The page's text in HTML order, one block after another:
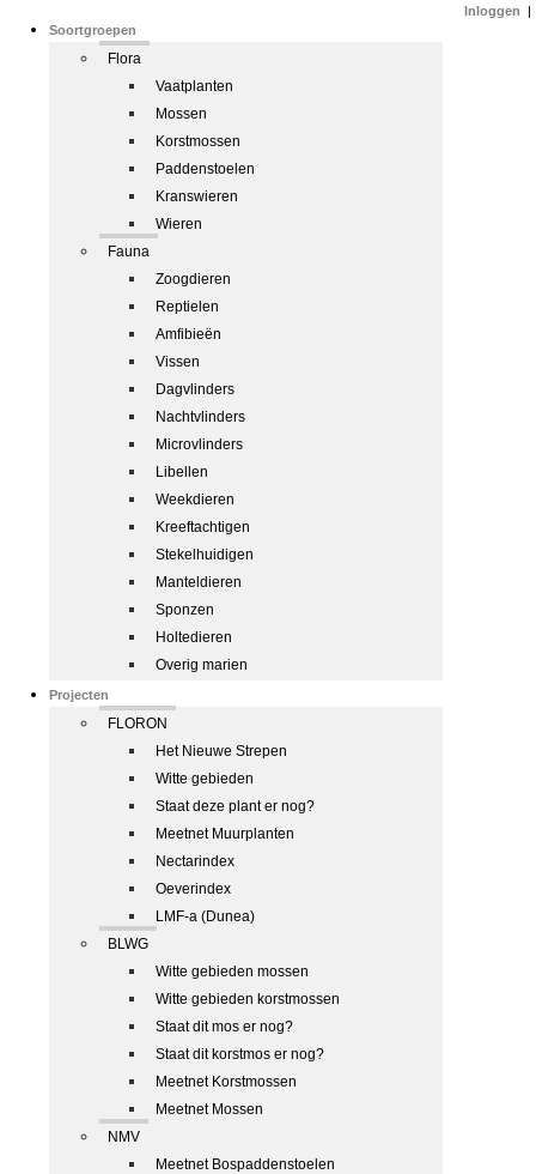
Soortgroepen
Flora
Vaatplanten
Mossen
Korstmossen
Paddenstoelen
Kranswieren
Wieren
Fauna
Zoogdieren
Reptielen
Amfibieën
Vissen
Dagvlinders
Nachtvlinders
Microvlinders
Libellen
Weekdieren
Kreeftachtigen
Stekelhuidigen
Manteldieren
Sponzen
Holtedieren
Overig marien
Projecten
FLORON
Het Nieuwe Strepen
Witte gebieden
Staat deze plant er nog?
Meetnet Muurplanten
Nectarindex
Oeverindex
LMF-a (Dunea)
BLWG
Witte gebieden mossen
Witte gebieden korstmossen
Staat dit mos er nog?
Staat dit korstmos er nog?
Meetnet Korstmossen
Meetnet Mossen
NMV
Meetnet Bospaddenstoelen
Inloggen |